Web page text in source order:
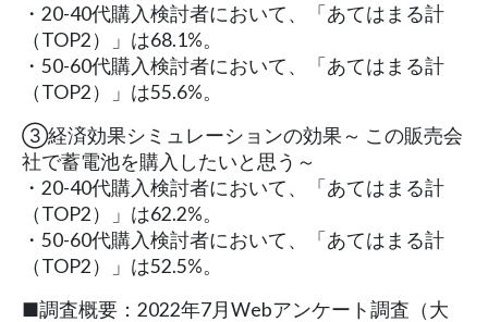
・20-40代購入検討者において、「あてはまる計
（TOP2）」は68.1%。
・50-60代購入検討者において、「あてはまる計
（TOP2）」は55.6%。
③経済効果シミュレーションの効果～ この販売会
社で蓄電池を購入したいと思う～
・20-40代購入検討者において、「あてはまる計
（TOP2）」は62.2%。
・50-60代購入検討者において、「あてはまる計
（TOP2）」は52.5%。
■調査概要：2022年7月Webアンケート調査（大